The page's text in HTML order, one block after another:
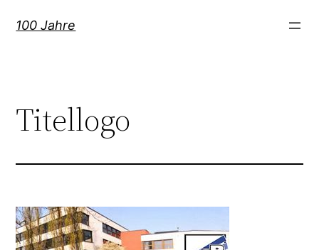
Inhalt100 Jahre
Titellogo